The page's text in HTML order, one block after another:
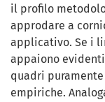
il profilo
approdare a
applicativo. Se i
appaiono
quadri
empiriche.